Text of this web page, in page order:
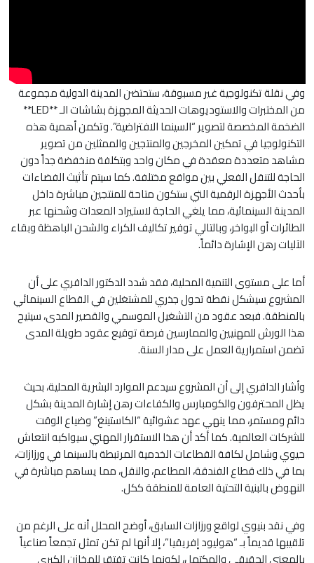
وفي نقلة تكنولوجية غير مسبوقة، ستحتضن المدينة الدولية مجموعة
من المختبرات والاستوديوهات الحديثة المجهزة بشاشات الـ **LED**
الضخمة المخصصة لتصوير “السينما الافتراضية”. وتكمن أهمية هذه
التكنولوجيا في تمكين المخرجين والمنتجين والممثلين من تصوير
مشاهد متعددة معقدة في مكان واحد وبتكلفة منخفضة جداً دون
الحاجة للتنقل الفعلي بين مواقع مختلفة. كما سيتم تأثيث الفضاءات
بأحدث الأجهزة الرقمية التي ستكون متاحة للمنتجين مباشرة داخل
المدينة السينمائية، مما يلغي الحاجة لاستيراد المعدات وشحنها عبر
الطائرات أو البواخر، وبالتالي توفير تكاليف الكراء والشحن الباهظة وبقاء
الآليات رهن الإشارة دائماً.
أما على مستوى التنمية المحلية، فقد شدد الدكتور الدافري على أن
المشروع سيشكل نقطة تحول جذري للمشتغلين في القطاع السينمائي
بالمنطقة. فبعد عقود من التشغيل الموسمي والقصير المدى، سيتيح
هذا الورش للمهنيين والممارسين فرصة توقيع عقود طويلة المدى
تضمن استمرارية العمل على مدار السنة.
وأشار الدافري إلى أن المشروع سيدعم الموارد البشرية المحلية، بحيث
يظل المحترفون والكومبارس والكفاءات رهن إشارة المدينة بشكل
دائم ومستمر، مما ينهي عهد عشوائية “الكاستينغ” وضياع الوقت
للشركات العالمية. كما أكد أن هذا الاستقرار المهني سيواكبه انتعاش
حيوي وشامل لكافة القطاعات الخدمية المرتبطة بالسينما في ورزازات،
بما في ذلك قطاع الفندقة، المطاعم، والنقل، مما يساهم مباشرة في
النهوض بالبنية التحتية العامة للمنطقة ككل.
وفي نقد بنيوي لواقع ورزازات السابق، أوضح المحلل أنه على الرغم من
تلقيبها قديماً بـ “هوليود إفريقيا”، إلا أنها لم تكن تمثل تجمعاً صناعياً